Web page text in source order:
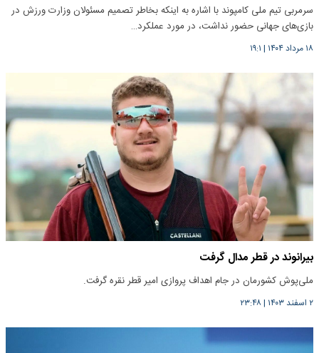
سرمربی تیم ملی کامپوند با اشاره به اینکه بخاطر تصمیم مسئولان وزارت ورزش در
بازی‌های جهانی حضور نداشت، در مورد عملکرد…
۱۸ مرداد ۱۴۰۴ | ۱۹:۱
بیرانوند در قطر مدال گرفت
ملی‌پوش کشورمان در جام اهداف پروازی امیر قطر نقره گرفت.
۲ اسفند ۱۴۰۳ |۲۳:۴۸